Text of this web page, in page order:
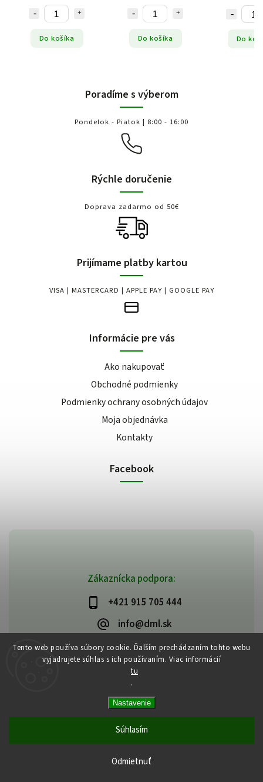
Tento web používa súbory cookie. Ďalším prechádzaním tohto webu
vyjadrujete súhlas s ich používaním. Viac informácií
tu
.
Nastavenie
Odmietnuť
Súhlasím
Do košíka Do košíka Do
Zákaznícka podpora:
+421 915 705 444
info@dml.sk
Poradíme s výberom
Pondelok - Piatok | 8:00 - 16:00
Rýchle doručenie
Doprava zadarmo od 50€
Prijímame platby kartou
VISA | MASTERCARD | APPLE PAY | GOOGLE PAY
Informácie pre vás
Ako nakupovať
Obchodné podmienky
Podmienky ochrany osobných údajov
Moja objednávka
Kontakty
Facebook
bifeedus | BIO | DIA | BEZLEPKOVÉ POTRAVINY
Shoptet| Design